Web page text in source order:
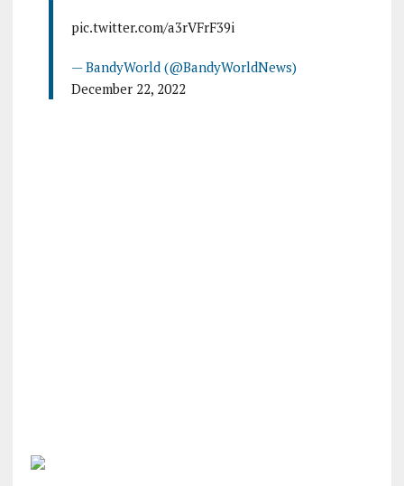
pic.twitter.com/a3rVFrF39i
— BandyWorld (@BandyWorldNews)
December 22, 2022